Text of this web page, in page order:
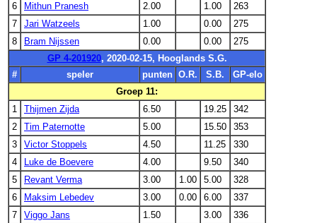
6
Mithun Pranesh 2.00 1.00
263
7
Jari Watzeels 1.00 0.00
275
8
Bram Nijssen 0.00 0.00
275
GP 4-201920, 2020-02-15, Hooglands S.G.
#
speler punten O.R. S.B.
GP-elo
Groep 11:
1
Thijmen Zijda 6.50 19.25
342
2
Tim Paternotte 5.00 15.50
353
3
Victor Stoppels 4.50 11.25
330
4
Luke de Boevere 4.00 9.50
340
5
Revant Verma 3.00 1.00 5.00
328
6
Maksim Lebedev 3.00 0.00 6.00
337
7
Viggo Jans 1.50 3.00
336